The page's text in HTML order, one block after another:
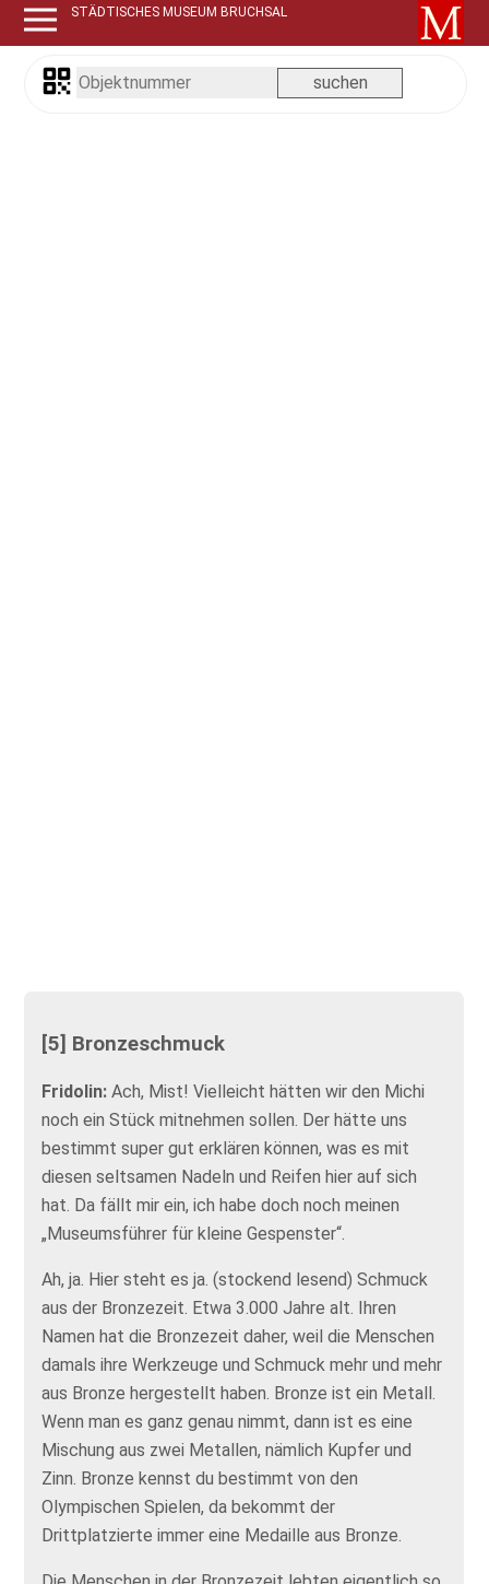
STÄDTISCHES MUSEUM BRUCHSAL
[5] Bronzeschmuck
Fridolin:Ach, Mist! Vielleicht hätten wir den Michi
noch ein Stück mitnehmen sollen. Der hätte uns
bestimmt super gut erklären können, was es mit
diesen seltsamen Nadeln und Reifen hier auf sich
hat. Da fällt mir ein, ich habe doch noch meinen
„Museumsführer für kleine Gespenster“.
Ah, ja. Hier steht es ja. (stockend lesend) Schmuck
aus der Bronzezeit. Etwa 3.000 Jahre alt. Ihren
Namen hat die Bronzezeit daher, weil die Menschen
damals ihre Werkzeuge und Schmuck mehr und mehr
aus Bronze hergestellt haben. Bronze ist ein Metall.
Wenn man es ganz genau nimmt, dann ist es eine
Mischung aus zwei Metallen, nämlich Kupfer und
Zinn. Bronze kennst du bestimmt von den
Olympischen Spielen, da bekommt der
Drittplatzierte immer eine Medaille aus Bronze.